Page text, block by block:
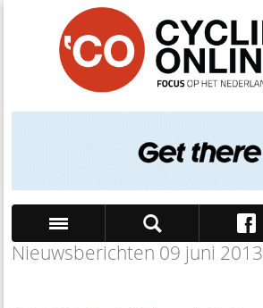
Nieuwsberichten 09 juni 2013